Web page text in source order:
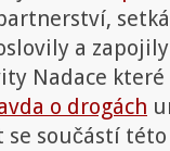
a
Nadace
o drogách
se součástí